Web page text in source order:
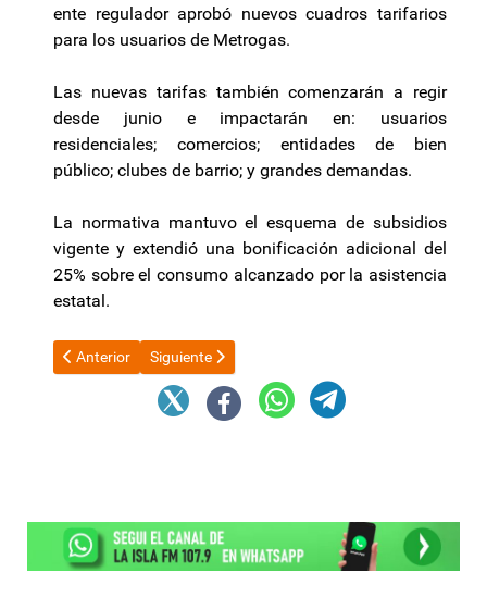
ente regulador aprobó nuevos cuadros tarifarios
para los usuarios de Metrogas.
Las nuevas tarifas también comenzarán a regir
desde junio e impactarán en: usuarios
residenciales; comercios; entidades de bien
público; clubes de barrio; y grandes demandas.
La normativa mantuvo el esquema de subsidios
vigente y extendió una bonificación adicional del
25% sobre el consumo alcanzado por la asistencia
estatal.
Artículo anterior: El FMI pidió mayor supervisión al Gobierno
Anterior Artículo siguiente: Fedeli no echó a la empleada
Siguiente